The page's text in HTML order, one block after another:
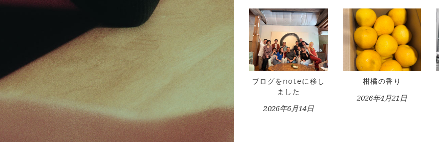
ブログをnoteに移し
ました
2026年6月14日
柑橘の香り
2026年4月21日